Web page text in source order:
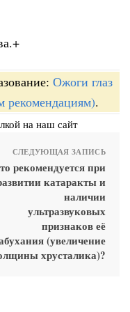
Ожоги глаз
рекомендациям).
на наш сайт
СЛЕДУЮЩАЯ ЗАПИСЬ
рекомендуется при
катаракты и
наличии
ультразвуковых
признаков её
(увеличение
хрусталика)?